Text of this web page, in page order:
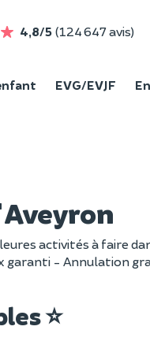
4,8/5 (124 647 avis)
EVG/EVJF
activités à faire
garanti - Annulation
⭐